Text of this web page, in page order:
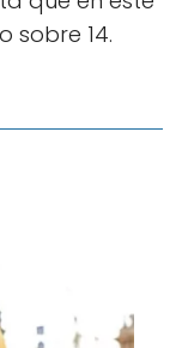
sobre 14.